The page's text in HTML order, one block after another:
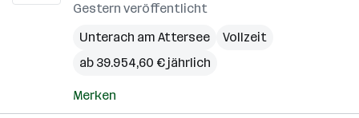
Gestern veröffentlicht
Unterach am Attersee
Vollzeit
ab 39.954,60 € jährlich
Merken